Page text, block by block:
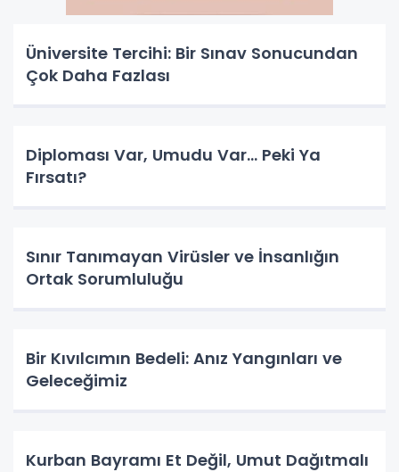
Üniversite Tercihi: Bir Sınav Sonucundan
Çok Daha Fazlası
Diploması Var, Umudu Var… Peki Ya
Fırsatı?
Sınır Tanımayan Virüsler ve İnsanlığın
Ortak Sorumluluğu
Bir Kıvılcımın Bedeli: Anız Yangınları ve
Geleceğimiz
Kurban Bayramı Et Değil, Umut Dağıtmalı